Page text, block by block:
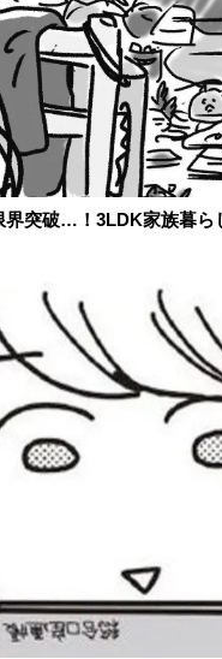
界突破…！3LDK家族暮ら